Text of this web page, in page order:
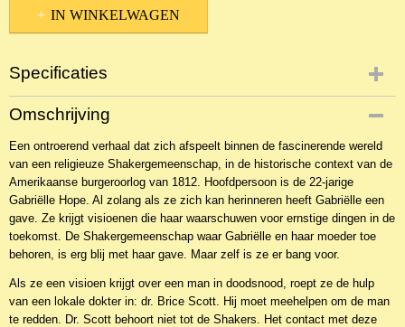
IN WINKELWAGEN
Specificaties
Productcode
2BKR-14300
Omschrijving
Een ontroerend verhaal dat zich afspeelt binnen de fascinerende wereld
van een religieuze Shakergemeenschap, in de historische context van de
Amerikaanse burgeroorlog van 1812. Hoofdpersoon is de 22-jarige
Gabriëlle Hope. Al zolang als ze zich kan herinneren heeft Gabriëlle een
gave. Ze krijgt visioenen die haar waarschuwen voor ernstige dingen in de
toekomst. De Shakergemeenschap waar Gabriëlle en haar moeder toe
behoren, is erg blij met haar gave. Maar zelf is ze er bang voor.
Als ze een visioen krijgt over een man in doodsnood, roept ze de hulp
van een lokale dokter in: dr. Brice Scott. Hij moet meehelpen om de man
te redden. Dr. Scott behoort niet tot de Shakers. Het contact met deze